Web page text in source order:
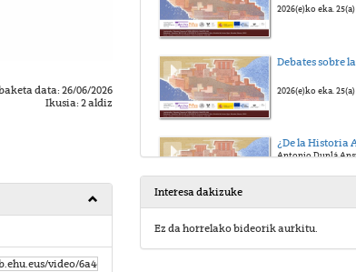
data: 26/06/2026
Ikusia: 2 aldiz
2026(e)ko eka. 25(a)
2026(e)ko eka. 25(a)
Interesa dakizuke
Ez da horrelako bideorik aurkitu.